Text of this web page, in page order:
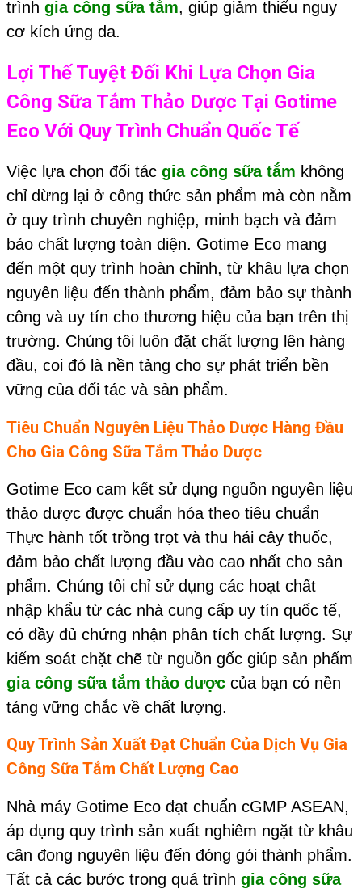
trình gia công sữa tắm, giúp giảm thiểu nguy
cơ kích ứng da.
Lợi Thế Tuyệt Đối Khi Lựa Chọn Gia
Công Sữa Tắm Thảo Dược Tại Gotime
Eco Với Quy Trình Chuẩn Quốc Tế
Việc lựa chọn đối tác gia công sữa tắm không
chỉ dừng lại ở công thức sản phẩm mà còn nằm
ở quy trình chuyên nghiệp, minh bạch và đảm
bảo chất lượng toàn diện. Gotime Eco mang
đến một quy trình hoàn chỉnh, từ khâu lựa chọn
nguyên liệu đến thành phẩm, đảm bảo sự thành
công và uy tín cho thương hiệu của bạn trên thị
trường. Chúng tôi luôn đặt chất lượng lên hàng
đầu, coi đó là nền tảng cho sự phát triển bền
vững của đối tác và sản phẩm.
Tiêu Chuẩn Nguyên Liệu Thảo Dược Hàng Đầu
Cho Gia Công Sữa Tắm Thảo Dược
Gotime Eco cam kết sử dụng nguồn nguyên liệu
thảo dược được chuẩn hóa theo tiêu chuẩn
Thực hành tốt trồng trọt và thu hái cây thuốc,
đảm bảo chất lượng đầu vào cao nhất cho sản
phẩm. Chúng tôi chỉ sử dụng các hoạt chất
nhập khẩu từ các nhà cung cấp uy tín quốc tế,
có đầy đủ chứng nhận phân tích chất lượng. Sự
kiểm soát chặt chẽ từ nguồn gốc giúp sản phẩm
gia công sữa tắm thảo dược của bạn có nền
tảng vững chắc về chất lượng.
Quy Trình Sản Xuất Đạt Chuẩn Của Dịch Vụ Gia
Công Sữa Tắm Chất Lượng Cao
Nhà máy Gotime Eco đạt chuẩn cGMP ASEAN,
áp dụng quy trình sản xuất nghiêm ngặt từ khâu
cân đong nguyên liệu đến đóng gói thành phẩm.
Tất cả các bước trong quá trình gia công sữa